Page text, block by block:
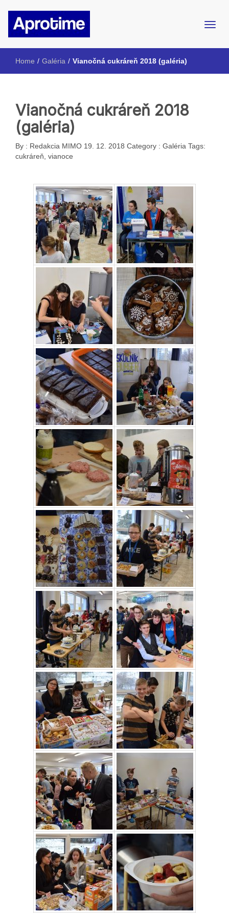
Aprotime
Internetový magazín ŠpMNDaG
Home / Galéria / Vianočná cukráreň 2018 (galéria)
Vianočná cukráreň 2018
(galéria)
By : Redakcia MIMO 19. 12. 2018 Category : Galéria Tags:
cukráreň vianoce